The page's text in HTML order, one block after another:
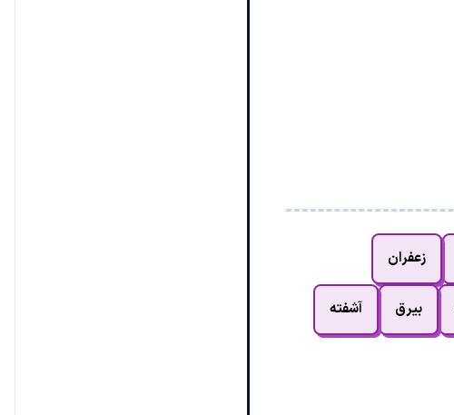
زعفران
بیرق آشفته